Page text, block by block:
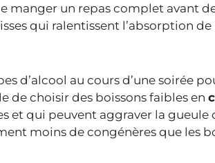
manger un repas complet avant
qui ralentissent l’absorption de
d’alcool au cours d’une soirée
de choisir des boissons faibles en
et qui peuvent aggraver la gueule
moins de congénères que les